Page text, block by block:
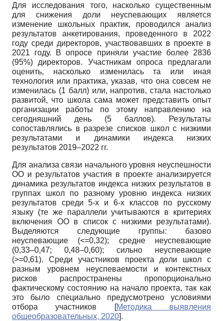
Для исследования того, насколько существенным
для снижения доли неуспевающих является
изменение школьных практик, проводился анализ
результатов анкетирования, проведенного в 2022
году среди директоров, участвовавших в проекте в
2021 году. В опросе приняли участие более 2836
(95%) директоров. Участникам опроса предлагали
оценить, насколько изменилась та или иная
технология или практика, указав, что она совсем не
изменилась (1 балл) или, напротив, стала настолько
развитой, что школа сама может представить опыт
организации работы по этому направлению на
сегодняшний день (5 баллов). Результаты
сопоставлялись в разрезе списков школ с низкими
результатами и динамики индекса низких
результатов 2019–2022 гг.
Для анализа связи начального уровня неуспешности
ОО и результатов участия в проекте анализируется
динамика результатов индекса низких результатов в
группах школ по разному уровню индекса низких
результатов среди 5-х и 6-х классов по русскому
языку (те же параллели учитываются в критериях
включения ОО в список с низкими результатами).
Выделяются следующие группы: базово
неуспевающие (<=0,32); средне неуспевающие
(0,33–0,47; 0,48–0,60); сильно неуспевающие
(>=0,61). Среди участников проекта доли школ с
разным уровнем неуспеваемости и контекстных
рисков распространены пропорционально
фактическому состоянию на начало проекта, так как
это было специально предусмотрено условиями
отбора участников
[Методика выявления
общеобразовательных, 2020].